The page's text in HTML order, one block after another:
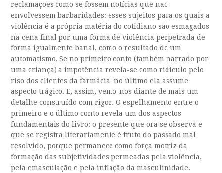
reclamações como se fossem notícias que não
envolvessem barbaridades: esses sujeitos para os quais a
violência é a própria matéria do cotidiano são esmagados
na cena final por uma forma de violência perpetrada de
forma igualmente banal, como o resultado de um
automatismo. Se no primeiro conto (também narrado por
uma criança) a impotência revela-se como ridículo pelo
riso dos clientes da farmácia, no último ela assume
aspecto trágico. E, assim, vemo-nos diante de mais um
detalhe construído com rigor. O espelhamento entre o
primeiro e o último conto revela um dos aspectos
fundamentais do livro: o presente que ora se observa e
que se registra literariamente é fruto do passado mal
resolvido, porque permanece como força motriz da
formação das subjetividades permeadas pela violência,
pela emasculação e pela inflação da masculinidade.